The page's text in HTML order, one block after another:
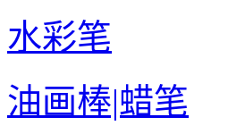
水彩笔
油画棒|蜡笔